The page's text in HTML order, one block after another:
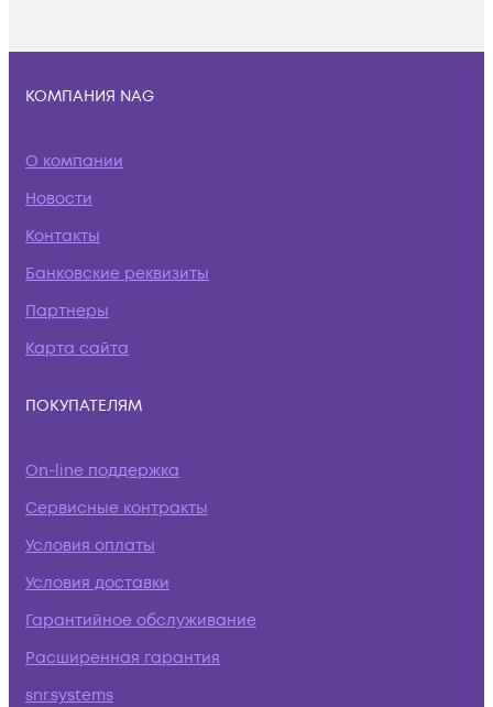
КОМПАНИЯ NAG
О компании
Новости
Контакты
Банковские реквизиты
Партнеры
Карта сайта
ПОКУПАТЕЛЯМ
On-line поддержка
Сервисные контракты
Условия оплаты
Условия доставки
Гарантийное обслуживание
Расширенная гарантия
snr.systems